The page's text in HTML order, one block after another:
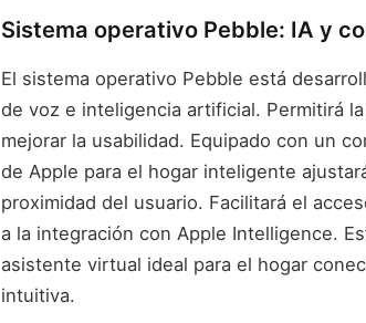
Sistema operativo Pebble: IA y
El sistema operativo Pebble está
de voz e inteligencia artificial. Permitirá
mejorar la usabilidad. Equipado con un
de Apple para el hogar inteligente
proximidad del usuario. Facilitará el
a la integración con Apple Intelligence.
asistente virtual ideal para el hogar
intuitiva.